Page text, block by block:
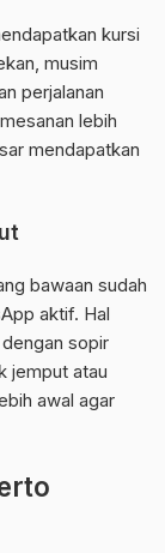
kursi
musim
perjalanan
lebih
mendapatkan
bawaan sudah
aktif. Hal
sopir
jemput atau
awal agar